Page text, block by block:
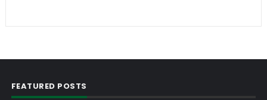
FEATURED POSTS